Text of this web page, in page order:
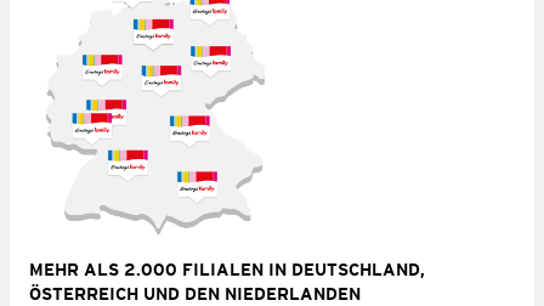
MEHR ALS 2.000 FILIALEN IN DEUTSCHLAND,
ÖSTERREICH UND DEN NIEDERLANDEN